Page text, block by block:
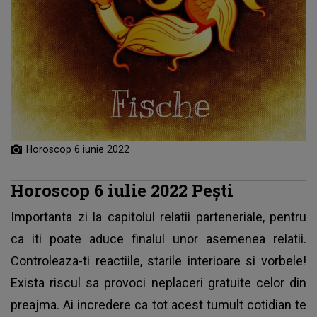
Horoscop 6 iunie 2022
Horoscop 6 iulie 2022 Pești
Importanta zi la capitolul relatii parteneriale, pentru
ca iti poate aduce finalul unor asemenea relatii.
Controleaza-ti reactiile, starile interioare si vorbele!
Exista riscul sa provoci neplaceri gratuite celor din
preajma. Ai incredere ca tot acest tumult cotidian te